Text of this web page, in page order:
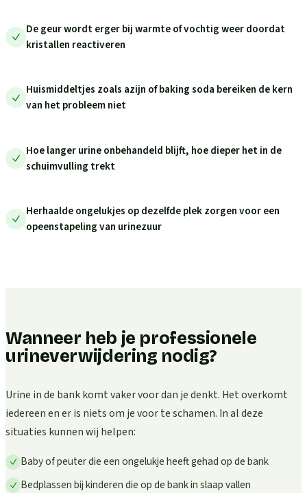
De geur wordt erger bij warmte of vochtig weer doordat
kristallen reactiveren
Huismiddeltjes zoals azijn of baking soda bereiken de kern
van het probleem niet
Hoe langer urine onbehandeld blijft, hoe dieper het in de
schuimvulling trekt
Herhaalde ongelukjes op dezelfde plek zorgen voor een
opeenstapeling van urinezuur
Wanneer heb je professionele
urineverwijdering nodig?
Urine in de bank komt vaker voor dan je denkt. Het overkomt
iedereen en er is niets om je voor te schamen. In al deze
situaties kunnen wij helpen:
Baby of peuter die een ongelukje heeft gehad op de bank
Bedplassen bij kinderen die op de bank in slaap vallen